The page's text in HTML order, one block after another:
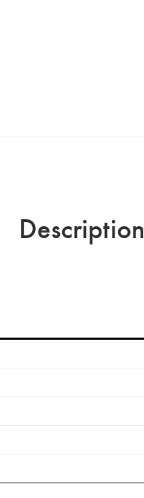
Description